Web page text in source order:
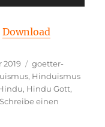
Download
2019 Kategorien
goetter-
, Hinduismus
, Hindu Gott,
Schreibe einen